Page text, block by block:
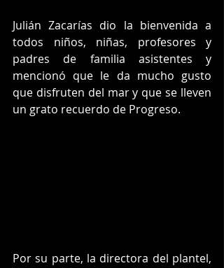
Julián Zacarías dio la bienvenida a
todos niños, niñas, profesores y
padres de familia asistentes y
mencionó que le da mucho gusto
que disfruten del mar y que se lleven
un grato recuerdo de Progreso.
Por su parte, la directora del plantel,